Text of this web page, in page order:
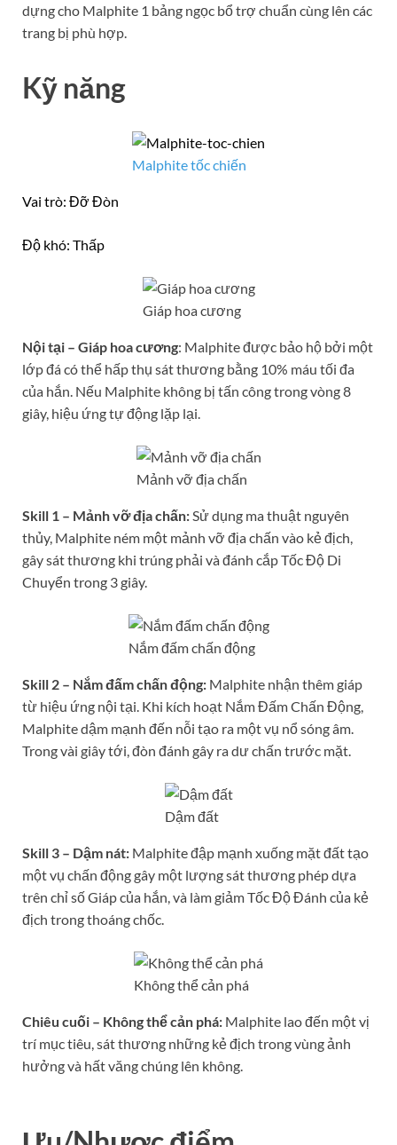
dựng cho Malphite 1 bảng ngọc bổ trợ chuẩn cùng lên các
trang bị phù hợp.
Kỹ năng
Malphite tốc chiến
Vai trò: Đỡ Đòn
Độ khó: Thấp
Giáp hoa cương
Nội tại – Giáp hoa cương: Malphite được bảo hộ bởi một
lớp đá có thể hấp thụ sát thương bằng 10% máu tối đa
của hắn. Nếu Malphite không bị tấn công trong vòng 8
giây, hiệu ứng tự động lặp lại.
Mảnh vỡ địa chấn
Skill 1 – Mảnh vỡ địa chấn: Sử dụng ma thuật nguyên
thủy, Malphite ném một mảnh vỡ địa chấn vào kẻ địch,
gây sát thương khi trúng phải và đánh cắp Tốc Độ Di
Chuyển trong 3 giây.
Nắm đấm chấn động
Skill 2 – Nắm đấm chấn động: Malphite nhận thêm giáp
từ hiệu ứng nội tại. Khi kích hoạt Nắm Đấm Chấn Động,
Malphite dậm mạnh đến nỗi tạo ra một vụ nổ sóng âm.
Trong vài giây tới, đòn đánh gây ra dư chấn trước mặt.
Dậm đất
Skill 3 – Dậm nát: Malphite đập mạnh xuống mặt đất tạo
một vụ chấn động gây một lượng sát thương phép dựa
trên chỉ số Giáp của hắn, và làm giảm Tốc Độ Đánh của kẻ
địch trong thoáng chốc.
Không thể cản phá
Chiêu cuối – Không thể cản phá: Malphite lao đến một vị
trí mục tiêu, sát thương những kẻ địch trong vùng ảnh
hưởng và hất văng chúng lên không.